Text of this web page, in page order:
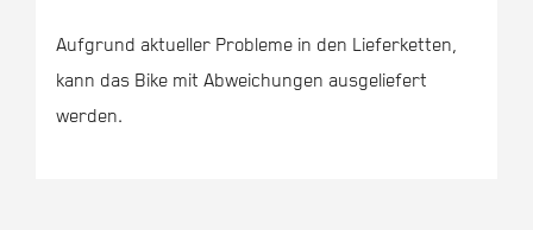
Aufgrund aktueller Probleme in den Lieferketten,
kann das Bike mit Abweichungen ausgeliefert
werden.